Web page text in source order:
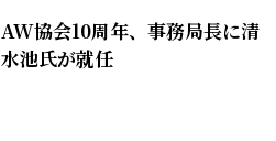
AW協会10周年、事務局長に清
水池氏が就任